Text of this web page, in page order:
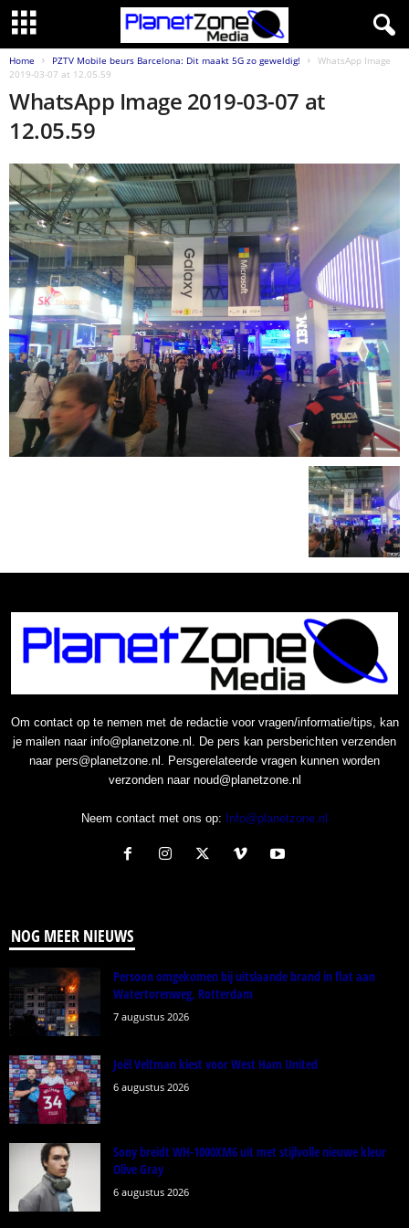
Home PZTV Mobile beurs Barcelona: Dit maakt 5G zo geweldig!
WhatsApp Image
2019-03-07 at 12.05.59
WhatsApp Image 2019-03-07 at
12.05.59
Om contact op te nemen met de redactie voor vragen/informatie/tips, kan
je mailen naar info@planetzone.nl. De pers kan persberichten verzenden
naar pers@planetzone.nl. Persgerelateerde vragen kunnen worden
verzonden naar noud@planetzone.nl
Neem contact met ons op: Info@planetzone.nl
NOG MEER NIEUWS
Persoon omgekomen bij uitslaande brand in flat aan
Watertorenweg, Rotterdam
7 augustus 2026
Joël Veltman kiest voor West Ham United
6 augustus 2026
Sony breidt WH-1000XM6 uit met stijlvolle nieuwe kleur
Olive Gray
6 augustus 2026